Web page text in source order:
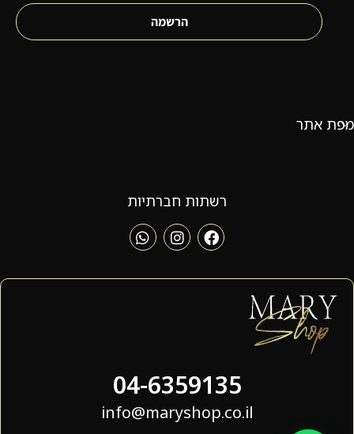
הרשמה
מפת אתר
רשתות חברתיות
04-6359135
info@maryshop.co.il